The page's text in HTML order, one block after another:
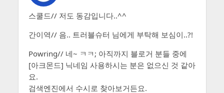
스쿨드// 저도 동감입니다..^^
간이역// 음.. 트러블슈터 님에게 부탁해 보심이..?!
Powring// 네~ ㅋㅋ; 아직까지 블로거 분들 중에
[아크몬드] 닉네임 사용하시는 분은 없으신 것 같아
요.
검색엔진에서 수시로 찾아보거든요.